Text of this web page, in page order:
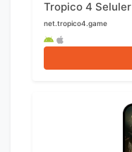
Tropico 4 Seluler
net.tropico4.game